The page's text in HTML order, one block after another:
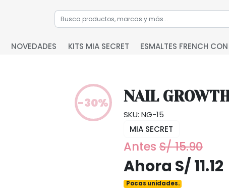
NOVEDADES KITS MIA SECRET ESMALTES FRENCH
-30% NAIL
SKU: NG-15
MIA SECRET
Antes S/ 15.90
Ahora S/ 11.12
Pocas unidades.